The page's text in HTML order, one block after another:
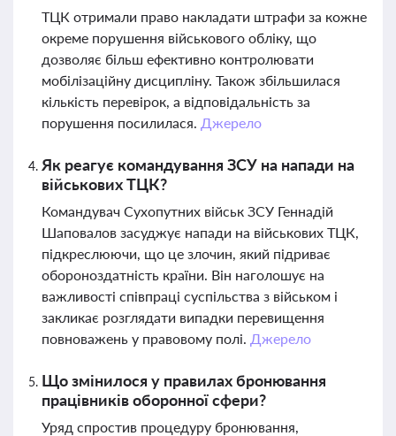
ТЦК отримали право накладати штрафи за кожне
окреме порушення військового обліку, що
дозволяє більш ефективно контролювати
мобілізаційну дисципліну. Також збільшилася
кількість перевірок, а відповідальність за
порушення посилилася. Джерело
Як реагує командування ЗСУ на напади на
військових ТЦК?
Командувач Сухопутних військ ЗСУ Геннадій
Шаповалов засуджує напади на військових ТЦК,
підкреслюючи, що це злочин, який підриває
обороноздатність країни. Він наголошує на
важливості співпраці суспільства з військом і
закликає розглядати випадки перевищення
повноважень у правовому полі. Джерело
Що змінилося у правилах бронювання
працівників оборонної сфери?
Уряд спростив процедуру бронювання,